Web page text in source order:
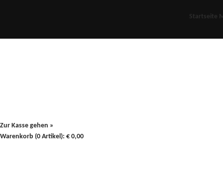
Startseite
Zur Kasse gehen »
Warenkorb (0 Artikel): € 0,00